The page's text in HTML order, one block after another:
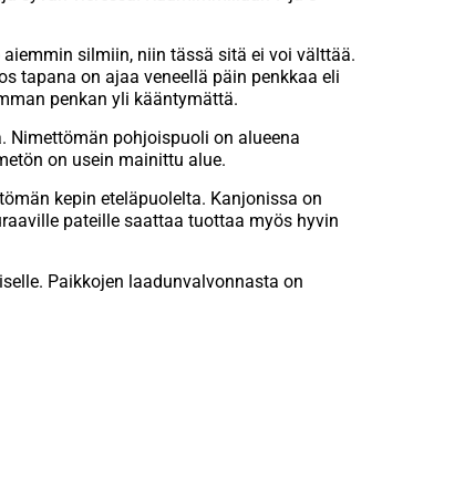
silmiin, niin tässä sitä ei voi välttää.
tapana on ajaa veneellä päin penkkaa eli
penkan yli kääntymättä.
Nimettömän pohjoispuoli on alueena
on usein mainittu alue.
kepin eteläpuolelta. Kanjonissa on
pateille saattaa tuottaa myös hyvin
Paikkojen laadunvalvonnasta on